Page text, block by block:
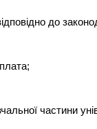
до
частини